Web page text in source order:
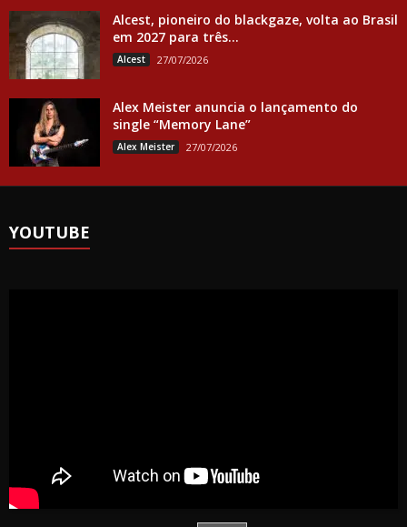
Alcest, pioneiro do blackgaze, volta ao Brasil
em 2027 para três...
Alcest 27/07/2026
Alex Meister anuncia o lançamento do
single “Memory Lane”
Alex Meister 27/07/2026
YOUTUBE